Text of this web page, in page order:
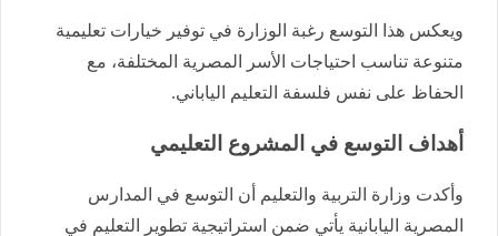
ويعكس هذا التوسع رغبة الوزارة في توفير خيارات تعليمية
متنوعة تناسب احتياجات الأسر المصرية المختلفة، مع
الحفاظ على نفس فلسفة التعليم الياباني.
أهداف التوسع في المشروع التعليمي
وأكدت وزارة التربية والتعليم أن التوسع في المدارس
المصرية اليابانية يأتي ضمن استراتيجية تطوير التعليم في